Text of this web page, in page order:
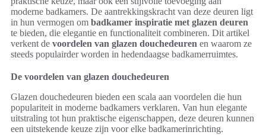
moderne badkamers. De aantrekkingskracht van deze deuren ligt
in hun vermogen om badkamer inspiratie met glazen deuren
te bieden, die elegantie en functionaliteit combineren. Dit artikel
verkent de voordelen van glazen douchedeuren en waarom ze
steeds populairder worden in hedendaagse badkamerruimtes.
De voordelen van glazen douchedeuren
Glazen douchedeuren bieden een scala aan voordelen die hun
populariteit in moderne badkamers verklaren. Van hun elegante
uitstraling tot hun praktische eigenschappen, deze deuren kunnen
een uitstekende keuze zijn voor elke badkamerinrichting.